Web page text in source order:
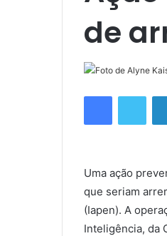
de
Facebook
Uma ação
que seriam
(Iapen). A
Inteligência, da